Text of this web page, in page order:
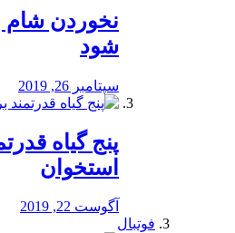
نخوردن شام
‌شود
سپتامبر 26, 2019
پنج گیاه
استخوان
آگوست 22, 2019
فوتبال